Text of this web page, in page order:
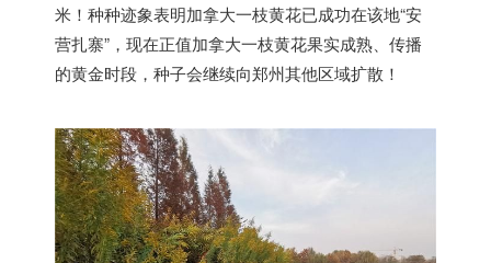
米！种种迹象表明加拿大一枝黄花已成功在该地“安
营扎寨”，现在正值加拿大一枝黄花果实成熟、传播
的黄金时段，种子会继续向郑州其他区域扩散！